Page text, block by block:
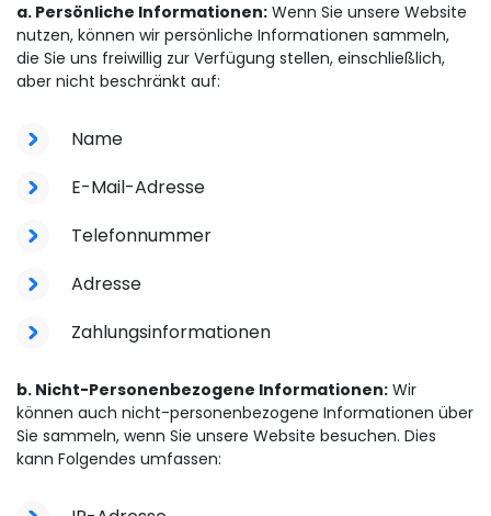
a. Persönliche Informationen: Wenn Sie unsere Website
nutzen, können wir persönliche Informationen sammeln,
die Sie uns freiwillig zur Verfügung stellen, einschließlich,
aber nicht beschränkt auf:
Name
E-Mail-Adresse
Telefonnummer
Adresse
Zahlungsinformationen
b. Nicht-Personenbezogene Informationen: Wir
können auch nicht-personenbezogene Informationen über
Sie sammeln, wenn Sie unsere Website besuchen. Dies
kann Folgendes umfassen: